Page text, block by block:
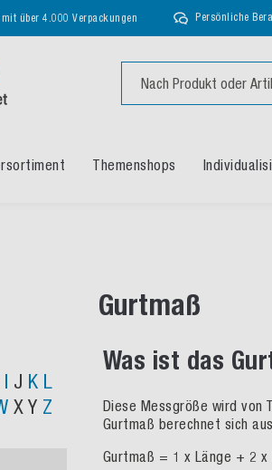
über 4.000 Verpackungen Persönliche
Themenshops
Gurtmaß
Was ist das
Diese Messgröße wird von
Gurtmaß berechnet sich
Gurtmaß = 1 x Länge + 2
I J K L
XY Z